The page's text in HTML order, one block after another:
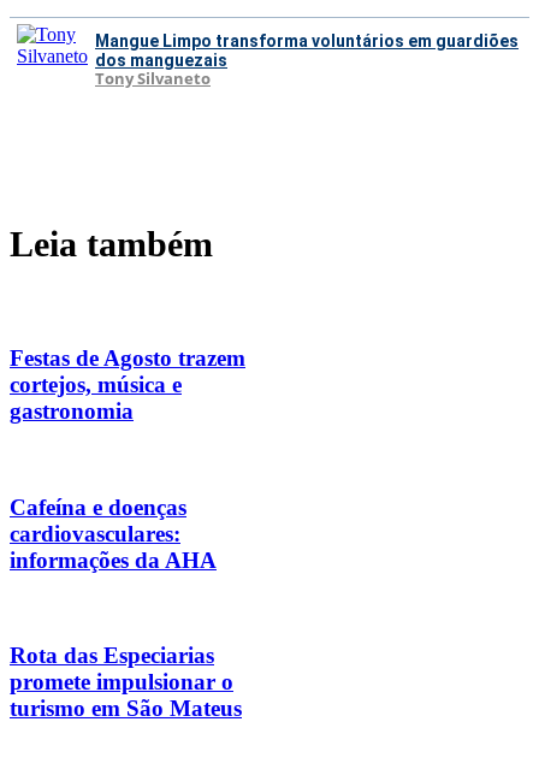
Mangue Limpo transforma voluntários em guardiões
dos manguezais
Tony Silvaneto
Leia também
Festas de Agosto trazem
cortejos, música e
gastronomia
Cafeína e doenças
cardiovasculares:
informações da AHA
Rota das Especiarias
promete impulsionar o
turismo em São Mateus